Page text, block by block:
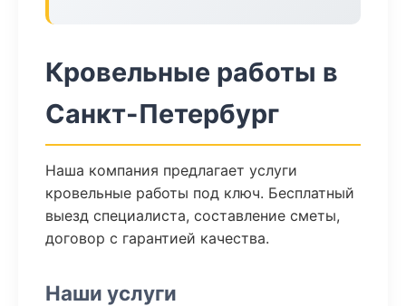
Кровельные работы в
Санкт-Петербург
Наша компания предлагает услуги
кровельные работы под ключ. Бесплатный
выезд специалиста, составление сметы,
договор с гарантией качества.
Наши услуги